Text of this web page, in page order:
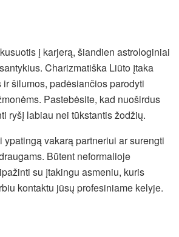
į karjerą, šiandien astrologiniai
Charizmatiška Liūto įtaka
šilumos, padėsiančios parodyti
Pastebėsite, kad nuoširdus
ryšį labiau nei tūkstantis žodžių.
ypatingą vakarą partneriui ar surengti
Būtent neformalioje
su įtakingu asmeniu, kuris
kontaktu jūsų profesiniame kelyje.